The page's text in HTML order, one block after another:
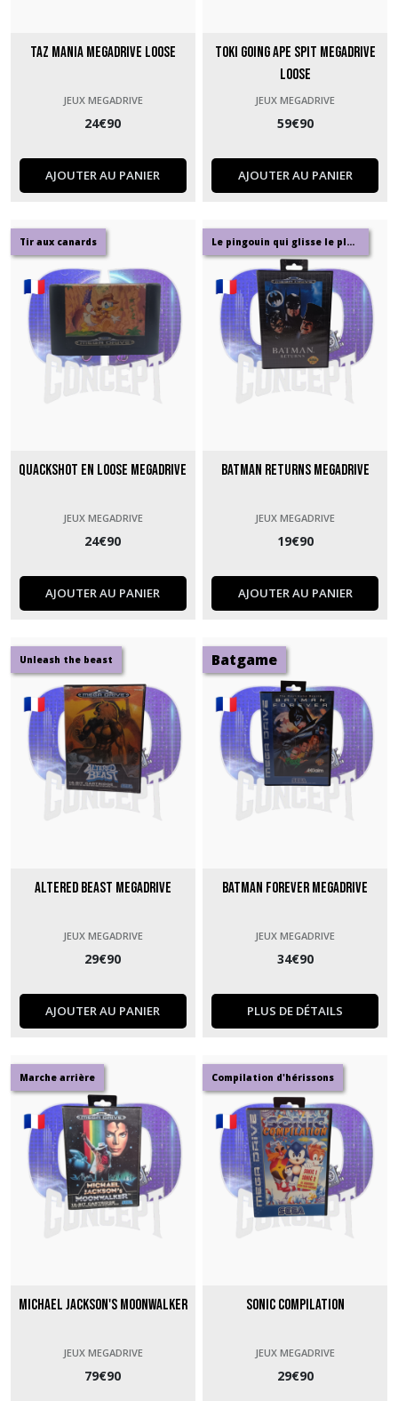
Taz Mania Megadrive loose
JEUX MEGADRIVE
24€90
AJOUTER AU PANIER
Toki Going Ape Spit Megadrive
loose
JEUX MEGADRIVE
59€90
AJOUTER AU PANIER
Tir aux canards
Quackshot en loose Megadrive
JEUX MEGADRIVE
24€90
AJOUTER AU PANIER
Le pingouin qui glisse le plus loin
Batman Returns Megadrive
JEUX MEGADRIVE
19€90
AJOUTER AU PANIER
Unleash the beast
Altered Beast Megadrive
JEUX MEGADRIVE
29€90
AJOUTER AU PANIER
Batgame
Batman Forever Megadrive
JEUX MEGADRIVE
34€90
PLUS DE DÉTAILS
Marche arrière
Michael Jackson's Moonwalker
JEUX MEGADRIVE
79€90
Compilation d'hérissons
Sonic Compilation
JEUX MEGADRIVE
29€90